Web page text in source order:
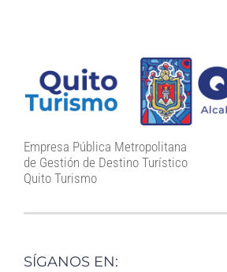
Empresa Pública Metropolitana
de Gestión de Destino Turístico
Quito Turismo
SÍGANOS EN: